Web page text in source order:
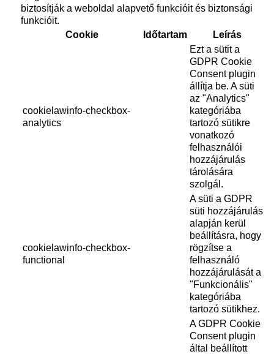
biztosítják a weboldal alapvető funkcióit és biztonsági
funkcióit.
Cookie
Időtartam Leírás
cookielawinfo-checkbox-
analytics
Ezt a sütit a
GDPR Cookie
Consent plugin
állítja be. A süti
az "Analytics"
kategóriába
tartozó sütikre
vonatkozó
felhasználói
hozzájárulás
tárolására
szolgál.
cookielawinfo-checkbox-
functional
A süti a GDPR
süti hozzájárulás
alapján kerül
beállításra, hogy
rögzítse a
felhasználó
hozzájárulását a
"Funkcionális"
kategóriába
tartozó sütikhez.
A GDPR Cookie
Consent plugin
által beállított